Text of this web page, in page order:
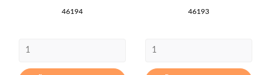
46194 46193